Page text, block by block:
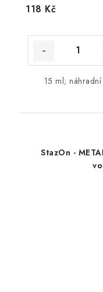
118 Kč
15 ml;
StazOn -